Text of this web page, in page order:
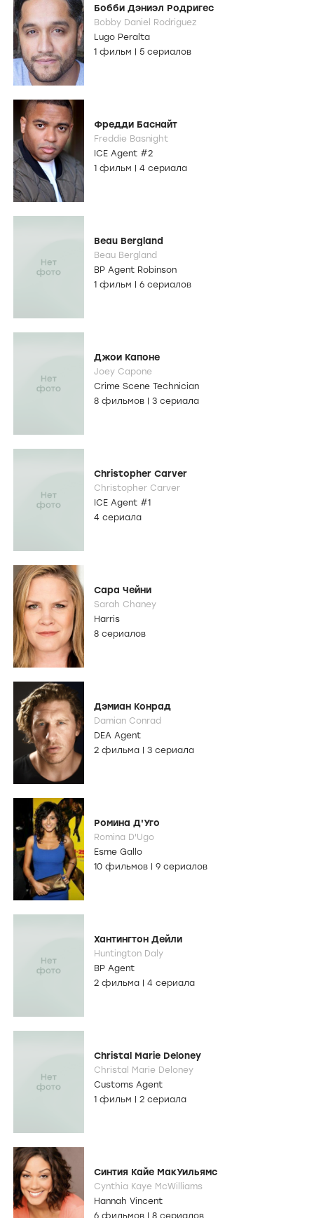
Бобби Дэниэл Родригес
Bobby Daniel Rodriguez
Lugo Peralta
1 фильм
5 сериалов
Фредди Баснайт
Freddie Basnight
ICE Agent #2
1 фильм
4 сериала
Beau Bergland
Beau Bergland
BP Agent Robinson
1 фильм
6 сериалов
Джои Капоне
Joey Capone
Crime Scene Technician
8 фильмов
3 сериала
Christopher Carver
Christopher Carver
ICE Agent #1
4 сериала
Сара Чейни
Sarah Chaney
Harris
8 сериалов
Дэмиан Конрад
Damian Conrad
DEA Agent
2 фильма
3 сериала
Ромина Д'Уго
Romina D'Ugo
Esme Gallo
10 фильмов
9 сериалов
Хантингтон Дейли
Huntington Daly
BP Agent
2 фильма
4 сериала
Christal Marie Deloney
Christal Marie Deloney
Customs Agent
1 фильм
2 сериала
Синтия Кайе МакУильямс
Cynthia Kaye McWilliams
Hannah Vincent
6 фильмов
8 сериалов